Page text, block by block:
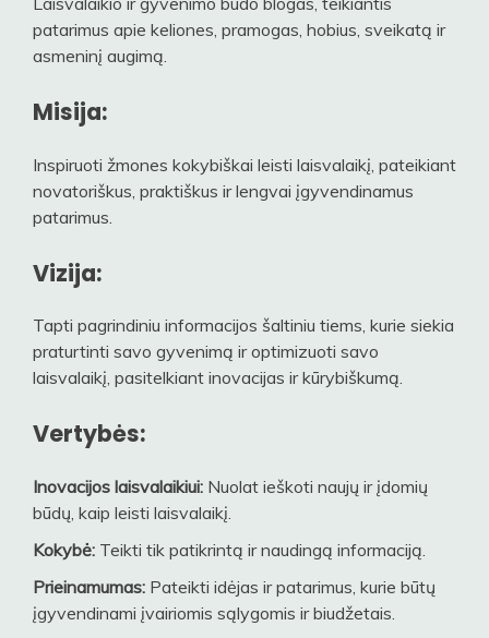
patarimus apie keliones, pramogas, hobius, sveikatą ir
asmeninį augimą.
Misija:
Inspiruoti žmones kokybiškai leisti laisvalaikį, pateikiant
novatoriškus, praktiškus ir lengvai įgyvendinamus
patarimus.
Vizija:
Tapti pagrindiniu informacijos šaltiniu tiems, kurie siekia
praturtinti savo gyvenimą ir optimizuoti savo
laisvalaikį, pasitelkiant inovacijas ir kūrybiškumą.
Vertybės:
Inovacijos laisvalaikiui: Nuolat ieškoti naujų ir įdomių
būdų, kaip leisti laisvalaikį.
Kokybė: Teikti tik patikrintą ir naudingą informaciją.
Prieinamumas: Pateikti idėjas ir patarimus, kurie būtų
įgyvendinami įvairiomis sąlygomis ir biudžetais.